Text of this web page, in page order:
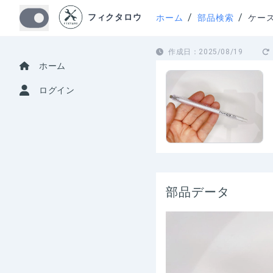
ホーム
ログイン
フィクタロウ ホーム / 部品検索 / ケー
作成日： 2025/08/19
部品データ